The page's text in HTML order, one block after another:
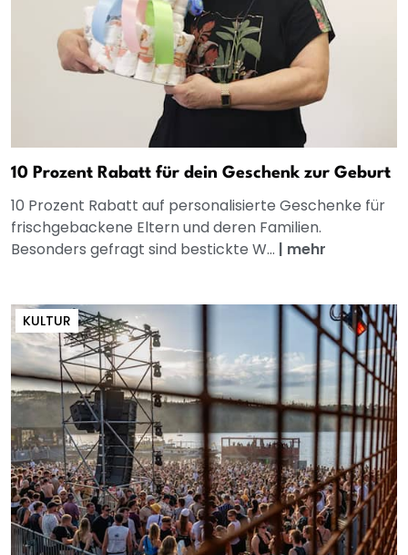
10 Prozent Rabatt für dein Geschenk zur Geburt
10 Prozent Rabatt auf personalisierte Geschenke für
frischgebackene Eltern und deren Familien.
Besonders gefragt sind bestickte W... | mehr
KULTUR